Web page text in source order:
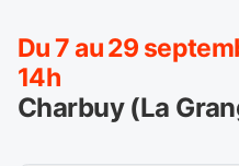
Du 7 au 29
14h
Charbuy (La